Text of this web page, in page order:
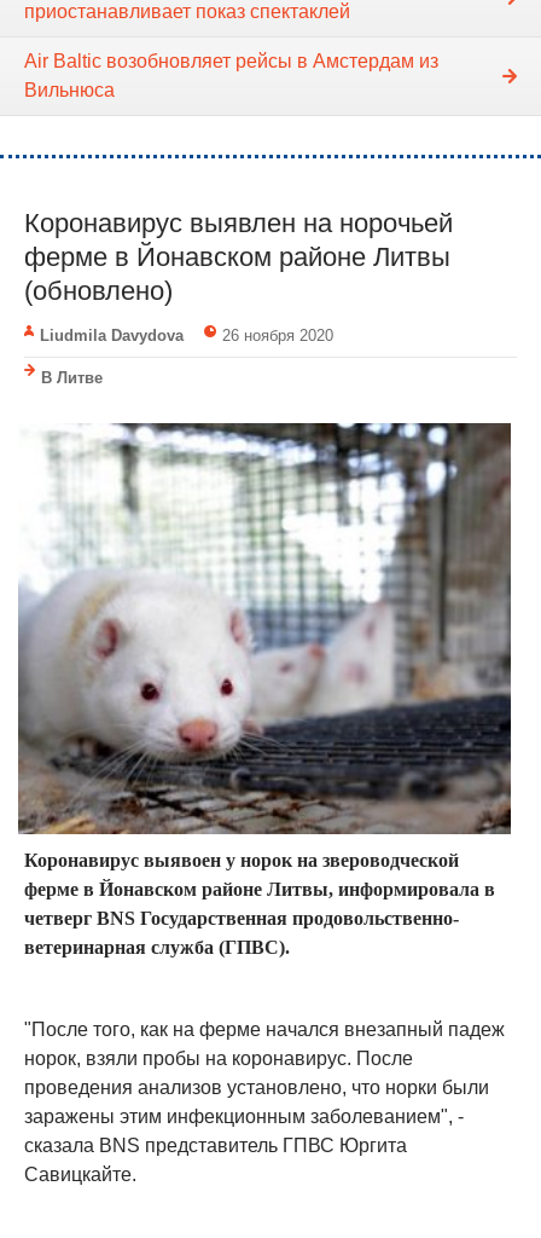
приостанавливает показ спектаклей
Air Baltic возобновляет рейсы в Амстердам из
Вильнюса
Коронавирус выявлен на норочьей
ферме в Йонавском районе Литвы
(обновлено)
Liudmila Davydova 26 ноября 2020
В Литве
Коронавирус выявоен у норок на звероводческой
ферме в Йонавском районе Литвы, информировала в
четверг BNS Государственная продовольственно-
ветеринарная служба (ГПВС).
"После того, как на ферме начался внезапный падеж
норок, взяли пробы на коронавирус. После
проведения анализов установлено, что норки были
заражены этим инфекционным заболеванием", -
сказала BNS представитель ГПВС Юргита
Савицкайте.